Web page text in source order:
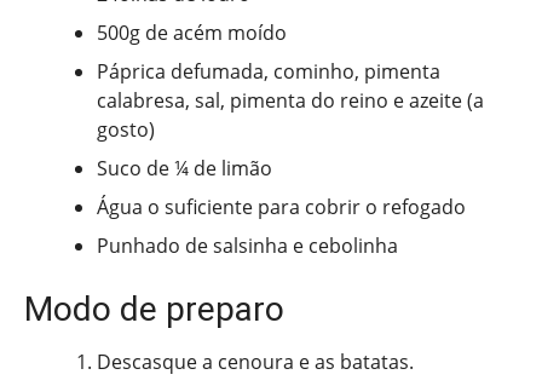
500g de acém moído
Páprica defumada, cominho, pimenta
calabresa, sal, pimenta do reino e azeite (a
gosto)
Suco de ¼ de limão
Água o suficiente para cobrir o refogado
Punhado de salsinha e cebolinha
Modo de preparo
Descasque a cenoura e as batatas.